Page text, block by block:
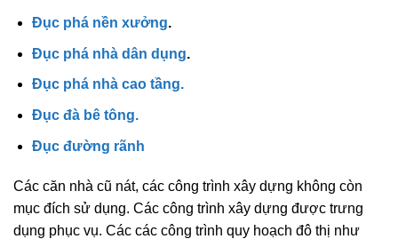
Đục phá nền xưởng.
Đục phá nhà dân dụng
Đục phá nhà cao tầng.
Đục đà bê tông.
Đục đường rãnh
Các căn nhà cũ nát, các công trình xây dựng không còn
mục đích sử dụng. Các công trình xây dựng được trưng
dụng phục vụ. Các các công trình quy hoạch đô thị như